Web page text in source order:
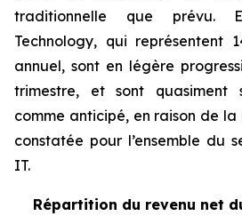
traditionnelle que prévu.
Technology, qui représentent
annuel, sont en légère
trimestre, et sont quasiment
comme anticipé, en raison de
constatée pour l’ensemble du
IT.
Répartition du revenu net